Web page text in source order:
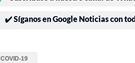
✔️ Síganos en Google Noticias con
COVID-19